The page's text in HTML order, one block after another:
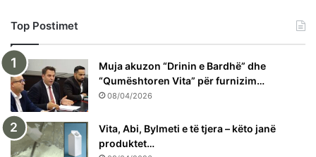
Top Postimet
Muja akuzon “Drinin e Bardhë” dhe
“Qumështoren Vita” për furnizim…
08/04/2026
Vita, Abi, Bylmeti e të tjera – këto janë
produktet…